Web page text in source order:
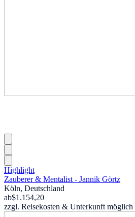
Highlight
Zauberer & Mentalist - Jannik Görtz
Köln, Deutschland
ab$1.154,20
zzgl. Reisekosten & Unterkunft möglich